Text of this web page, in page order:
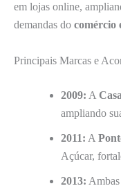
em lojas online,
demandas do comércio
Principais Marcas e
2009: A
ampliando
2011: A
Açúcar,
2013: